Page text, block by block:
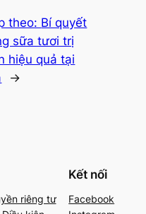
theo: Bí quyết
sữa tươi trị
hiệu quả tại
→
riêng tư
Kết nối
Facebook